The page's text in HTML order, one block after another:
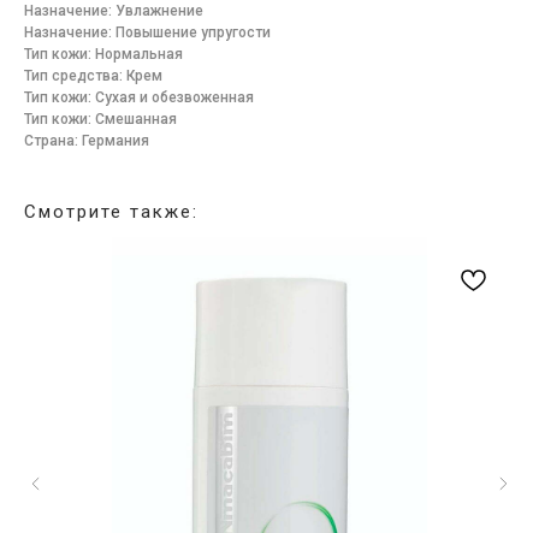
Назначение: Увлажнение
Назначение: Повышение упругости
Тип кожи: Нормальная
Тип средства: Крем
Тип кожи: Сухая и обезвоженная
Тип кожи: Смешанная
Страна: Германия
Смотрите также: